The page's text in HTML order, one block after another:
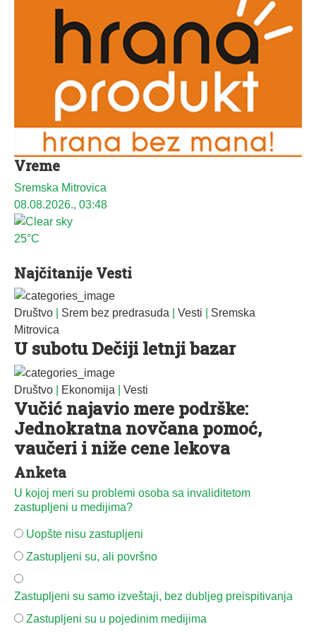
Vreme
Sremska Mitrovica
08.08.2026., 03:48
25°C
Najčitanije Vesti
Društvo Srem bez predrasuda Vesti
Sremska
Mitrovica
U subotu Dečiji letnji bazar
Društvo Ekonomija Vesti
Vučić najavio mere podrške:
Jednokratna novčana pomoć,
vaučeri i niže cene lekova
Anketa
U kojoj meri su problemi osoba sa invaliditetom
zastupljeni u medijima?
Uopšte nisu zastupljeni
Zastupljeni su, ali površno
Zastupljeni su samo izveštaji, bez dubljeg preispitivanja
Zastupljeni su u pojedinim medijima